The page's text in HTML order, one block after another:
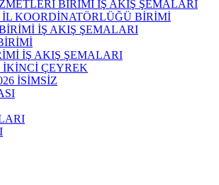
BİRİMİ İŞ AKIŞ ŞEMALARI
KOORDİNATÖRLÜĞÜ BİRİMİ
İŞ AKIŞ ŞEMALARI
İŞ AKIŞ ŞEMALARI
İKİNCİ ÇEYREK
İSİMSİZ